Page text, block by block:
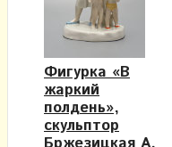
Фигурка «В
жаркий
полдень»,
скульптор